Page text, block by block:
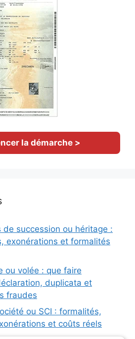
la démarche >
de succession ou héritage :
exonérations et formalités
ou volée : que faire
duplicata et
fraudes
ou SCI : formalités,
et coûts réels